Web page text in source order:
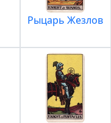
Рыцарь Жезлов